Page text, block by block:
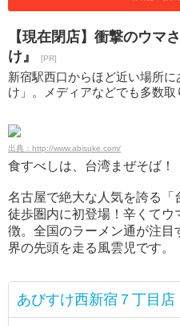
【現在閉店】衝撃のウマ
け』
[PR]
新宿駅西口からほど近い場所
け」。メディアなどでも多数取
出典：http://www.abisuke.com/
食すべしは、台湾まぜそば！
名古屋で絶大な人気を誇る「
徒歩圏内に初登場！辛くて
徴。全国のラーメン通が注
界の先頭を走る風雲児です。
あびすけ西新宿７丁目店